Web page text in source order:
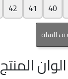
40
41
42
الوان المنتج